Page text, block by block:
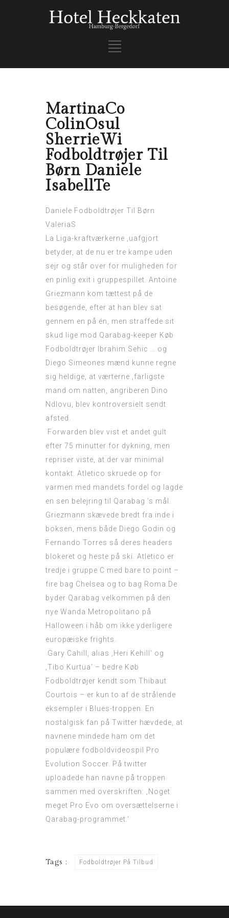
MartinaCo
ColinOsul
SherrieWi
Fodboldtrøjer Til
Børn Daniele
IsabellTe
Daniele Fodboldtrøjer Til Børn
ValeriaS
La Liga-kraftværkerne ‚uafgjort
betyder, at de nu er tre kampe uden
sejr og står over for muligheden for
en pinlig exit i gruppespillet. Antoine
Griezmann kom tættest på de
besøgende, efter at han blev sat
gennem en på én, men straffede sit
skud lige mod Qarabag-keeper Køb
Fodboldtrøjer Ibrahim Sehic … og
Diego Simeones mænd kunne regne
sig heldige, at værterne ‚farligste
mand om natten, angriberen Dino
Ndlovu, blev kontroversielt sendt
afsted.
Forwarden blev vist et andet gult
efter 75 minutter for dykning, men
repriser viste, at der var minimal
kontakt. Atletico skruede op for
varmen med mandets fordel og lagde
en sen belejring til Qarabag ’s mål.
Griezmann skævede bredt fra inde i
boksen, mens både Diego Godin og
Fernando Torres så deres headers
blokeret og heste på ski. Atletico er
tredje i gruppe C med bare to point –
fire bag Chelsea og to bag Roma.De
byder Qarabag velkommen på den
nye Wanda Metropolitano på
Halloween i håb om ikke yderligere
europæiske frights.
Gary Cahill, alias ‚Heri Kehill‘ og
‚Tibo Kurtua‘ – bedre Køb
Fodboldtrøjer kendt som Thibaut
Courtois – er kun to af de strålende
eksempler i Blues-troppen. En
nostalgisk fan på Twitter hævdede, at
navnene mindede ham om det
populære fodboldvideospil Pro
Evolution Soccer. På twitter
uploadede han navne på troppen
sammen med overskriften: ‚Noget
meget Pro Evo om oversættelserne i
Qarabag-programmet.‘
Tags : Fodboldtrøjer På Tilbud